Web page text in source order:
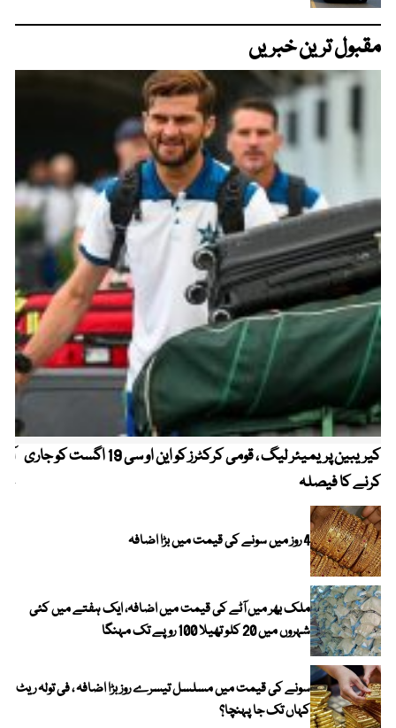
مقبول ترین خبریں
کیریبین پریمیئر لیگ ، قومی کرکٹرز کو این او سی 19 اگست کو جاری
کرنے کا فیصلہ
4 روز میں سونے کی قیمت میں بڑا اضافہ
ملک بھر میں آٹے کی قیمت میں اضافہ، ایک ہفتے میں کئی
شہروں میں 20 کلو تھیلا 100 روپے تک مہنگا
سونے کی قیمت میں مسلسل تیسرے روز بڑا اضافہ ، فی تولہ ریٹ
کہاں تک جا پہنچا؟